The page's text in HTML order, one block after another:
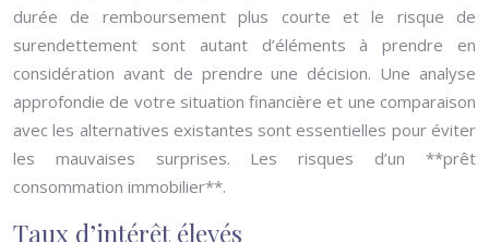
durée de remboursement plus courte et le risque de
surendettement sont autant d’éléments à prendre en
considération avant de prendre une décision. Une analyse
approfondie de votre situation financière et une comparaison
avec les alternatives existantes sont essentielles pour éviter
les mauvaises surprises. Les risques d’un **prêt
consommation immobilier**.
Taux d’intérêt élevés